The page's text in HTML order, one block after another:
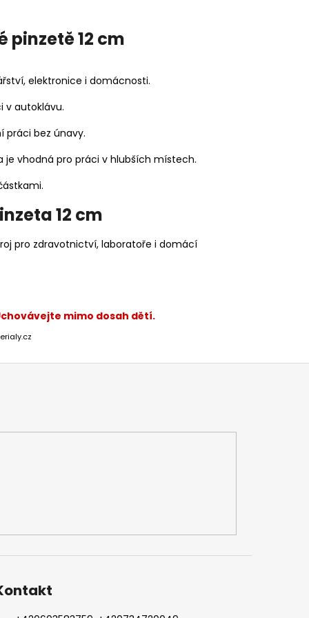
12 cm
elektronice i domácnosti.
v autoklávu.
práci bez únavy.
vhodná pro práci v hlubších místech.
12 cm
pro zdravotnictví, laboratoře i domácí
mimo dosah dětí.